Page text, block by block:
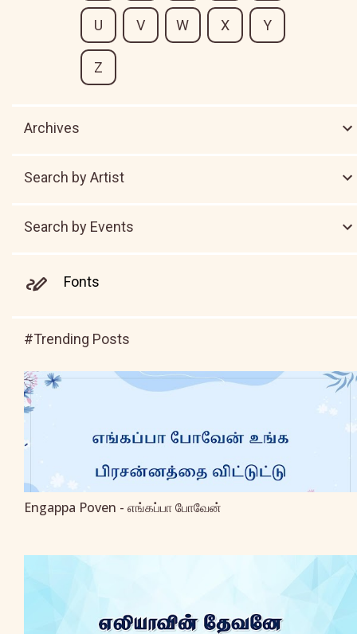
U V W X Y
Z
Archives
Search by Artist
Search by Events
Fonts
#Trending Posts
Engappa Poven - எங்கப்பா போவேன்